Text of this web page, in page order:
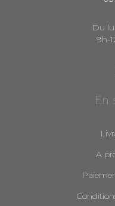
Du
9h-
En
A